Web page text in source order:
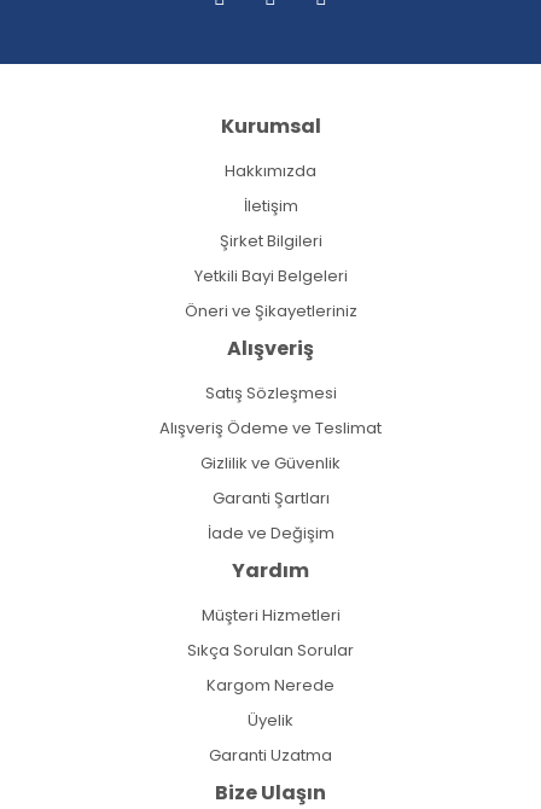
Kurumsal
Hakkımızda
İletişim
Şirket Bilgileri
Yetkili Bayi Belgeleri
Öneri ve Şikayetleriniz
Alışveriş
Satış Sözleşmesi
Alışveriş Ödeme ve Teslimat
Gizlilik ve Güvenlik
Garanti Şartları
İade ve Değişim
Yardım
Müşteri Hizmetleri
Sıkça Sorulan Sorular
Kargom Nerede
Üyelik
Garanti Uzatma
Bize Ulaşın